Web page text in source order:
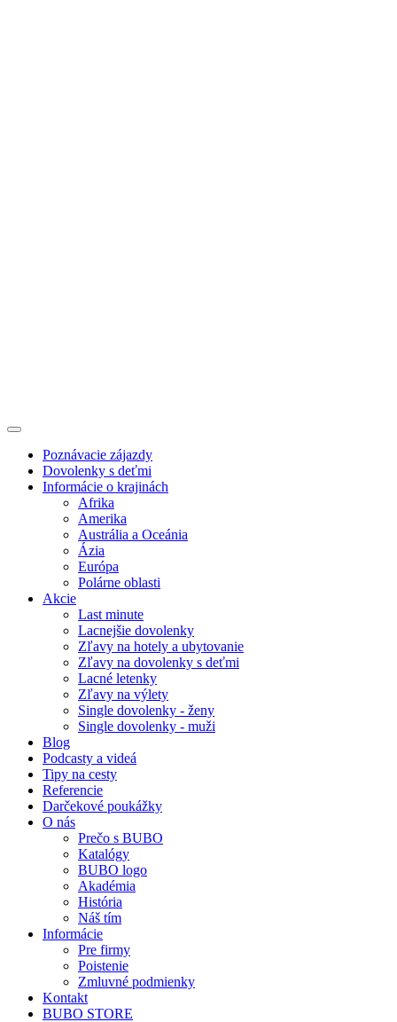
Poznávacie zájazdy
Dovolenky s deťmi
Informácie o krajinách
Afrika
Amerika
Austrália a Oceánia
Ázia
Európa
Polárne oblasti
Akcie
Last minute
Lacnejšie dovolenky
Zľavy na hotely a ubytovanie
Zľavy na dovolenky s deťmi
Lacné letenky
Zľavy na výlety
Single dovolenky - ženy
Single dovolenky - muži
Blog
Podcasty a videá
Tipy na cesty
Referencie
Darčekové poukážky
O nás
Prečo s BUBO
Katalógy
BUBO logo
Akadémia
História
Náš tím
Informácie
Pre firmy
Poistenie
Zmluvné podmienky
Kontakt
BUBO STORE